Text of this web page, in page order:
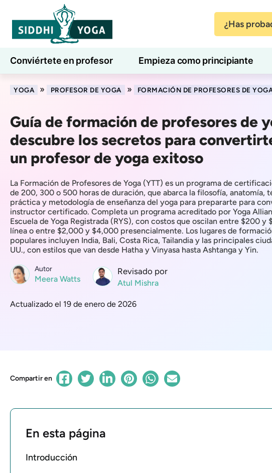
¿Has
Conviértete en profesor Empieza como principiante
7 días de bienestar Blog Aprender
YOGA » PROFESOR DE YOGA » FORMACIÓN DE PROFESORES DE
Guía de formación de profesores de
descubre los secretos para
un profesor de yoga exitoso
La Formación de Profesores de Yoga (YTT) es un programa de
de 200, 300 o 500 horas de duración, que abarca la filosofía, anatomía,
práctica y metodología de enseñanza del yoga para prepararte para
instructor certificado. Completa un programa acreditado por Yoga
Escuela de Yoga Registrada (RYS), con costos que oscilan entre $200 y
línea o entre $2,000 y $4,000 presencialmente. Los lugares de
populares incluyen India, Bali, Costa Rica, Tailandia y las principales
UU., con estilos que van desde Hatha y Vinyasa hasta Ashtanga y Yin.
Autor
Meera Watts
Revisado por
Atul Mishra
Actualizado el 19 de enero de 2026
Compartir en
En esta página
Introducción